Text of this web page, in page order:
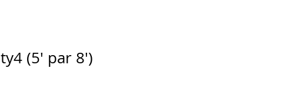
(5' par 8')